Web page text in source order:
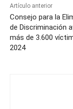
Artículo anterior
Consejo para la
de Discriminación
más de 3.600
2024